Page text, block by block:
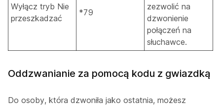
Wyłącz tryb Nie
przeszkadzać
*79
zezwolić na
dzwonienie
połączeń na
słuchawce.
Oddzwanianie za pomocą kodu z gwiazdką
Do osoby, która dzwoniła jako ostatnia, możesz